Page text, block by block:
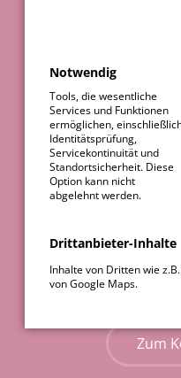
Notwendig
Tools, die wesentliche
Services und Funktionen
ermöglichen,
Identitätsprüfung,
Servicekontinuität und
Standortsicherheit. Diese
Option kann nicht
abgelehnt werden.
Drittanbieter-Inhalte
Inhalte von Dritten wie
von Google Maps.
SIE
Sie
oder
Für jede
die
Lassen
sprechen.
Zum